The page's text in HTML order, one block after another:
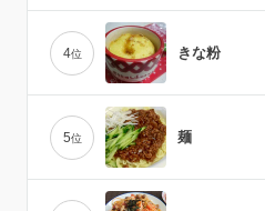
4位 きな粉
5位 麺